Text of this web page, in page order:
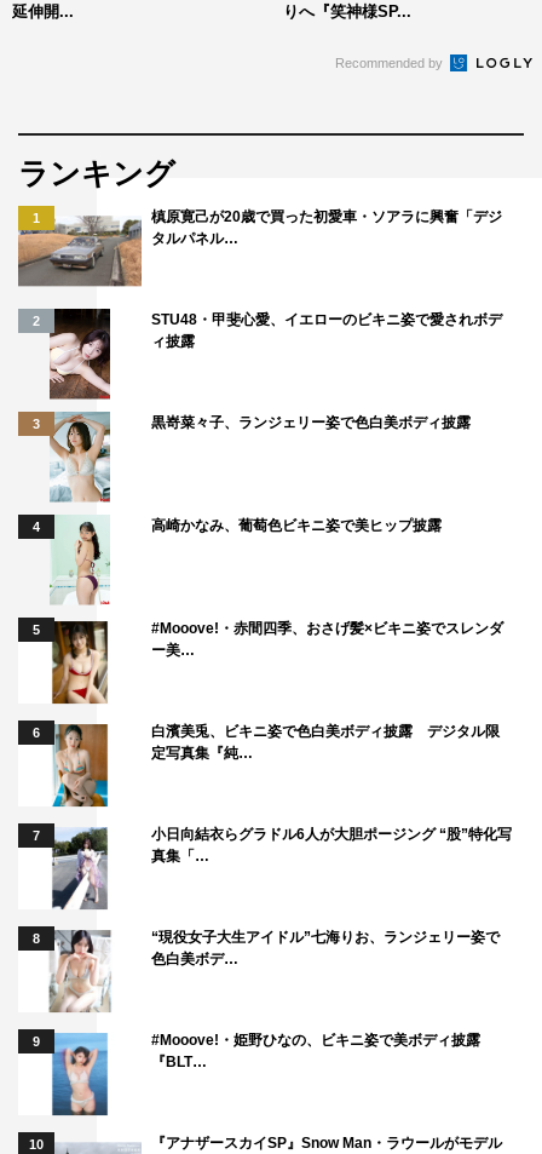
延伸開...
りへ『笑神様SP...
Recommended by
ランキング
1
槙原寛己が20歳で買った初愛車・ソアラに興奮「デジ
タルパネル…
2
STU48・甲斐心愛、イエローのビキニ姿で愛されボデ
ィ披露
3 黒嵜菜々子、ランジェリー姿で色白美ボディ披露
4 高崎かなみ、葡萄色ビキニ姿で美ヒップ披露
5
#Mooove!・赤間四季、おさげ髪×ビキニ姿でスレンダ
ー美…
6
白濱美兎、ビキニ姿で色白美ボディ披露 デジタル限
定写真集『純…
7
小日向結衣らグラドル6人が大胆ポージング “股”特化写
真集「…
8
“現役女子大生アイドル”七海りお、ランジェリー姿で
色白美ボデ…
9
#Mooove!・姫野ひなの、ビキニ姿で美ボディ披露
『BLT…
10 『アナザースカイSP』Snow Man・ラウールがモデル